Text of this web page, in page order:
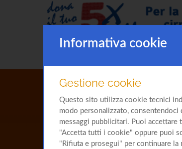
Informativa cookie
Gestione cookie
Questo sito utilizza cookie tecnici
modo personalizzato,
messaggi pubblicitari. Puoi
"Accetta tutti i cookie" oppure puoi
"Rifiuta e prosegui" per continuare